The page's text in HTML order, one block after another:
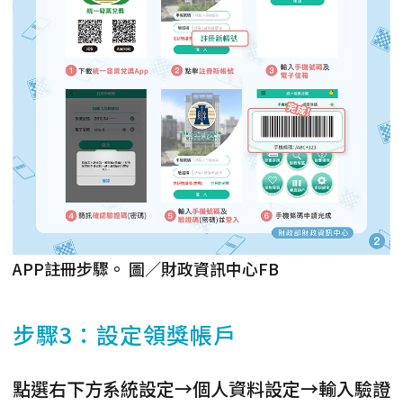
APP註冊步驟。 圖／財政資訊中心FB
步驟3：設定領獎帳戶
點選右下方系統設定→個人資料設定→輸入驗證